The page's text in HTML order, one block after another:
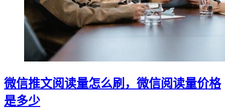
微信推文阅读量怎么刷，微信阅读量价格
是多少